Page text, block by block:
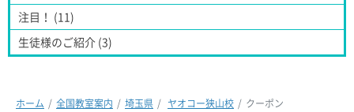
注目！ (11)
生徒様のご紹介 (3)
ホーム 全国教室案内 埼玉県 ヤオコー狭山校 クーポン